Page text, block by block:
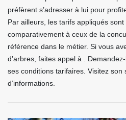
préfèrent s’adresser à lui pour
Par ailleurs, les tarifs appliqués
comparativement à ceux de la
référence dans le métier. Si vous
d’arbres, faites appel à .
ses conditions tarifaires. Visitez son
d’informations.